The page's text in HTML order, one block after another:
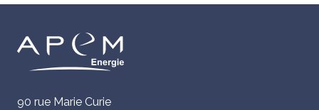
90 rue Marie Curie